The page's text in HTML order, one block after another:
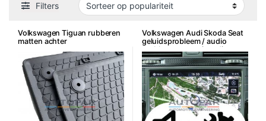
Filters
Volkswagen Tiguan rubberen
matten achter
Volkswagen Audi Skoda Seat
geluidsprobleem / audio
probleem reparatie radio